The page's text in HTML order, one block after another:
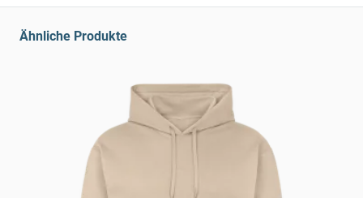
Ähnliche Produkte